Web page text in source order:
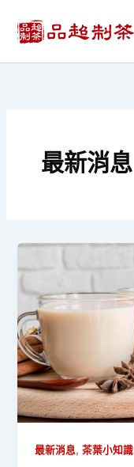
要
最新消息
最新消息,茶葉小知識